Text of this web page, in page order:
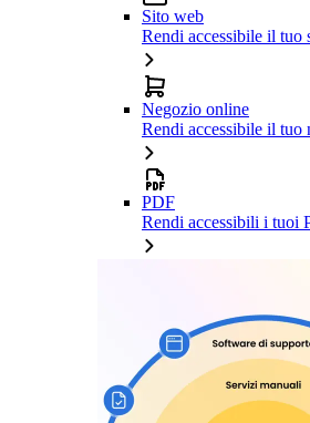
Sito web
Rendi accessibile il tuo
Negozio online
Rendi accessibile il tuo
PDF
Rendi accessibili i tuoi